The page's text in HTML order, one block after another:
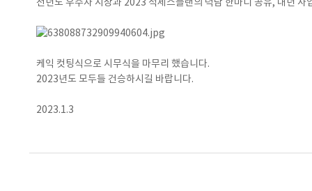
전년도 우수자 시상과 2023 석세스플랜의 덕담 한마디 공유, 내년 사
케익 컷팅식으로 시무식을 마무리 했습니다.
2023년도 모두들 건승하시길 바랍니다.
2023.1.3